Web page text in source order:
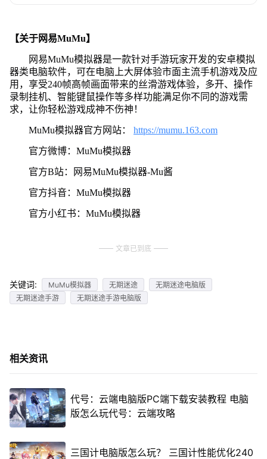
【关于网易MuMu】
网易MuMu模拟器是一款针对手游玩家开发的安卓模拟
器类电脑软件，可在电脑上大屏体验市面主流手机游戏及应
用，享受240帧高帧画面带来的丝滑游戏体验，多开、操作
录制挂机、智能键鼠操作等多样功能满足你不同的游戏需
求，让你轻松游戏成神不伤神！
MuMu模拟器官方网站： https://mumu.163.com
官方微博：MuMu模拟器
官方B站：网易MuMu模拟器-Mu酱
官方抖音：MuMu模拟器
官方小红书：MuMu模拟器
文章已到底
关键词: MuMu模拟器 无期迷途
无期迷途电脑版
无期迷途手游
无期迷途手游电脑版
相关资讯
代号：云端电脑版PC端下载安装教程 电脑
版怎么玩代号：云端攻略
三国计电脑版怎么玩？ 三国计性能优化240